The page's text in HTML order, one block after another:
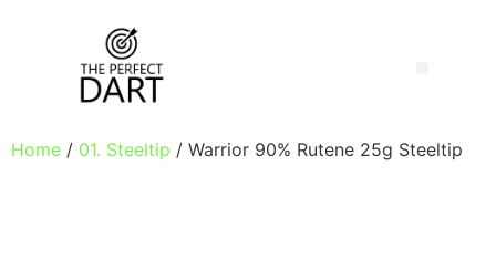
Home / 01. Steeltip / Warrior 90% Rutene 25g Steeltip